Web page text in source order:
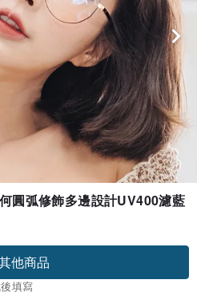
圓弧修飾多邊設計UV400濾藍
他商品
填寫